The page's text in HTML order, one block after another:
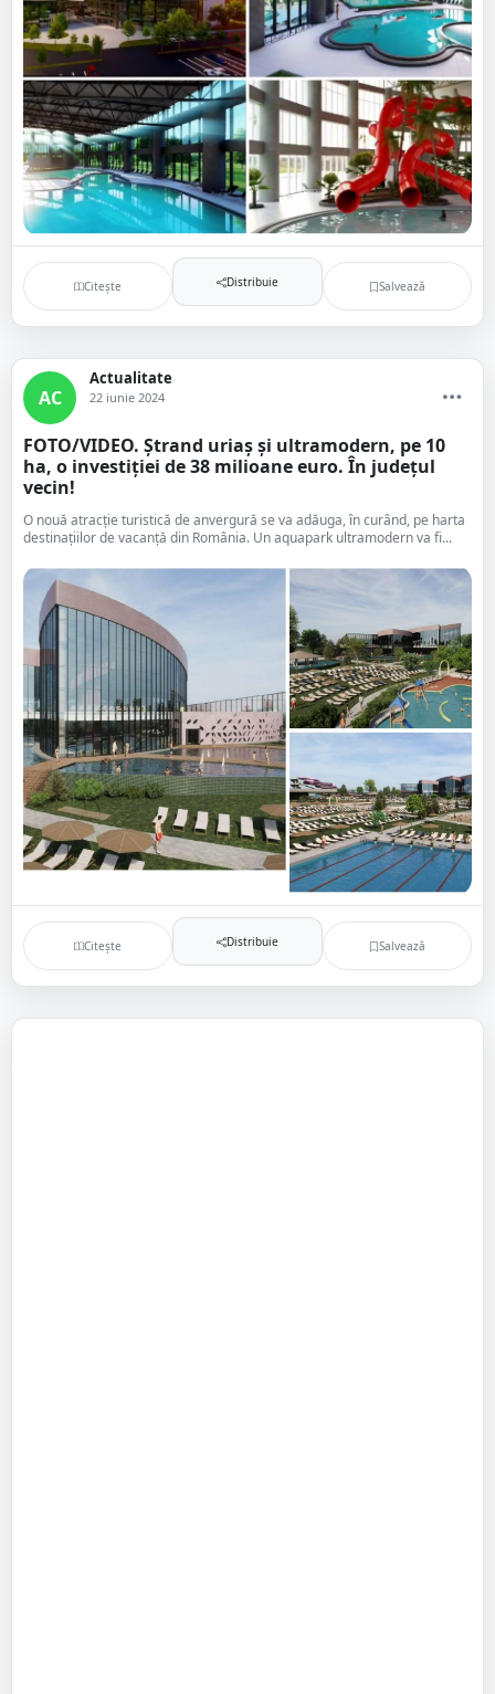
Citește Distribuie Salvează
AC
Actualitate
22 iunie 2024
FOTO/VIDEO. Ștrand uriaș și ultramodern, pe 10
ha, o investiției de 38 milioane euro. În județul
vecin!
O nouă atracție turistică de anvergură se va adăuga, în curând, pe harta
destinațiilor de vacanță din România. Un aquapark ultramodern va fi...
Citește Distribuie Salvează